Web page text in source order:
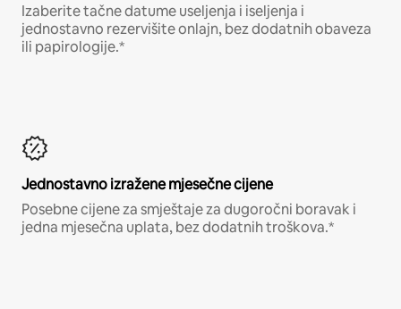
Izaberite tačne datume useljenja i iseljenja i
jednostavno rezervišite onlajn, bez dodatnih obaveza
ili papirologije.*
Jednostavno izražene mjesečne cijene
Posebne cijene za smještaje za dugoročni boravak i
jedna mjesečna uplata, bez dodatnih troškova.*